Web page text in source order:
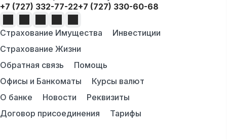
+7 (727) 332-77-22+7 (727) 330-60-68
Страхование Имущества
Инвестиции
Страхование Жизни
Обратная связь
Помощь
Офисы и Банкоматы
Курсы валют
О банке
Новости
Реквизиты
Договор присоединения
Тарифы